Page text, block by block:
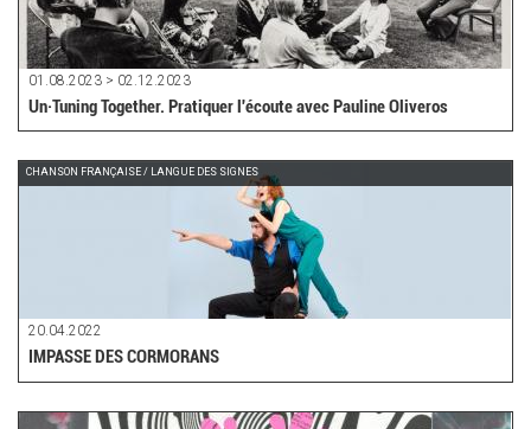
01.08.2023 > 02.12.2023
Un·Tuning Together. Pratiquer l'écoute avec Pauline Oliveros
CHANSON FRANÇAISE / LANGUE DES SIGNES
20.04.2022
IMPASSE DES CORMORANS